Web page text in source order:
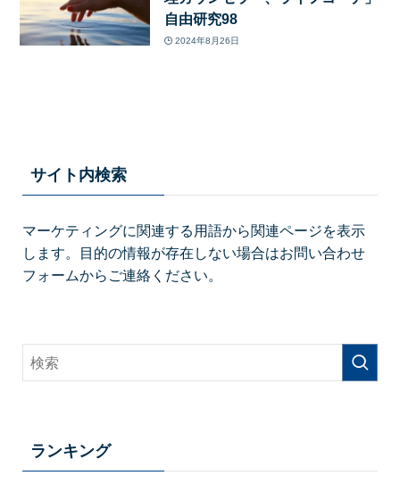
自由研究98
2024年8月26日
サイト内検索
マーケティングに関連する用語から関連ページを表示
します。目的の情報が存在しない場合はお問い合わせ
フォームからご連絡ください。
ランキング